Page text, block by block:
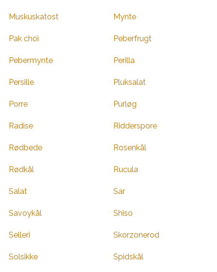
Muskuskatost Mynte
Pak choi Peberfrugt
Pebermynte Perilla
Persille Pluksalat
Porre Purløg
Radise Ridderspore
Rødbede Rosenkål
Rødkål Rucula
Salat Sar
Savoykål Shiso
Selleri Skorzonerod
Solsikke Spidskål